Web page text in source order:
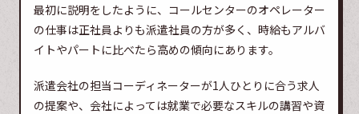
最初に説明をしたように、コールセンターのオペレーター
の仕事は正社員よりも派遣社員の方が多く、時給もアルバ
イトやパートに比べたら高めの傾向にあります。
派遣会社の担当コーディネーターが1人ひとりに合う求人
の提案や、会社によっては就業で必要なスキルの講習や資